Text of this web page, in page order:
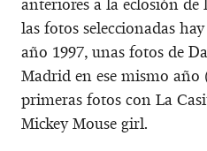
las fotos seleccionadas
año 1997, unas fotos de
Madrid en ese mismo año
primeras fotos con La
Mickey Mouse girl.